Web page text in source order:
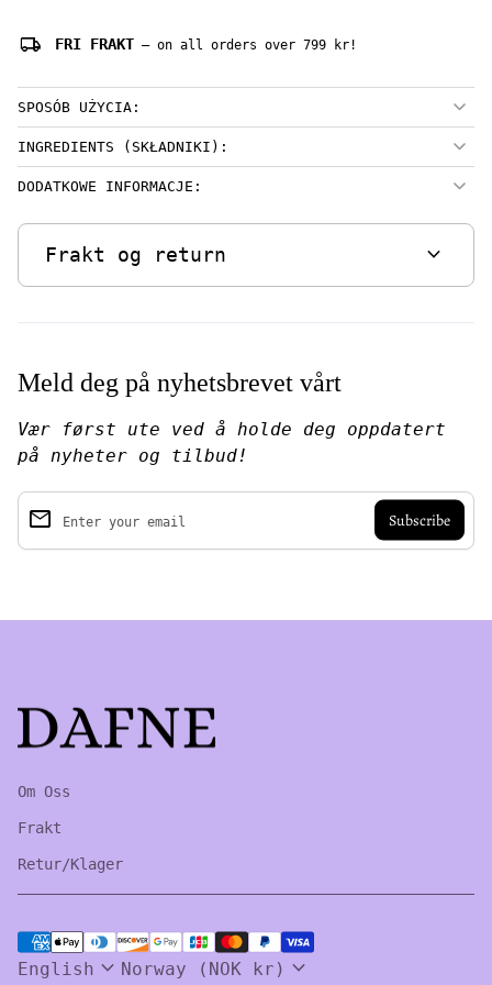
local_shipping FRI FRAKT — on all orders over 799 kr!
SPOSÓB UŻYCIA:
INGREDIENTS (SKŁADNIKI):
DODATKOWE INFORMACJE:
Frakt og return expand_more
Meld deg på nyhetsbrevet vårt
Vær først ute ved å holde deg oppdatert
på nyheter og tilbud!
Enter your email
email
Om Oss
Frakt
Retur/Klager
Payment methods
English expand_more Norway (NOK kr) expand_more